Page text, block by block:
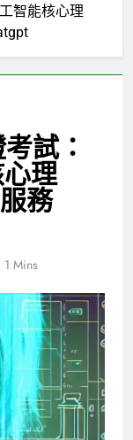
智能核心理
試：
理
務
1 Mins